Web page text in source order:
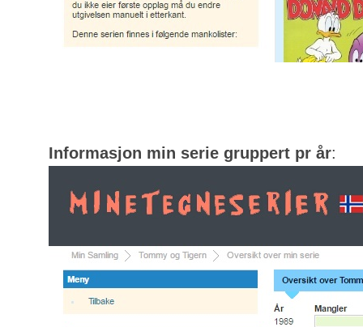
Informasjon min serie gruppert pr år: